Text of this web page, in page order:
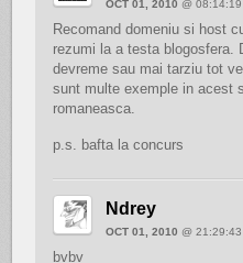
OCT 01, 2010 @ 08:14:19
Recomand domeniu si host
rezumi la a testa blogosfera.
devreme sau mai tarziu tot
sunt multe exemple in acest
romaneasca.
p.s. bafta la concurs
Ndrey
OCT 01, 2010 @ 21:29:43
bvbv